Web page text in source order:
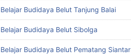
Belajar Budidaya Belut Tanjung Balai
Belajar Budidaya Belut Sibolga
Belajar Budidaya Belut Pematang Siantar